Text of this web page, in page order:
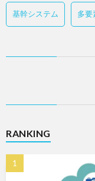
基幹システム 多要
RANKING